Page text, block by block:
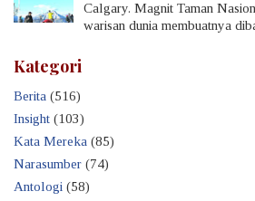
Calgary. Magnit Taman
warisan dunia membuatnya
Kategori
Berita (516)
Insight (103)
Kata Mereka (85)
Narasumber (74)
Antologi (58)